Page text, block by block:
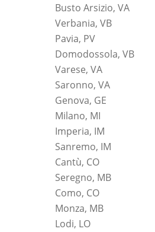
Busto Arsizio, VA
Verbania, VB
Pavia, PV
Domodossola, VB
Varese, VA
Saronno, VA
Genova, GE
Milano, MI
Imperia, IM
Sanremo, IM
Cantù, CO
Seregno, MB
Como, CO
Monza, MB
Lodi, LO